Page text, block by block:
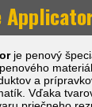
je penový
a
Vďaka